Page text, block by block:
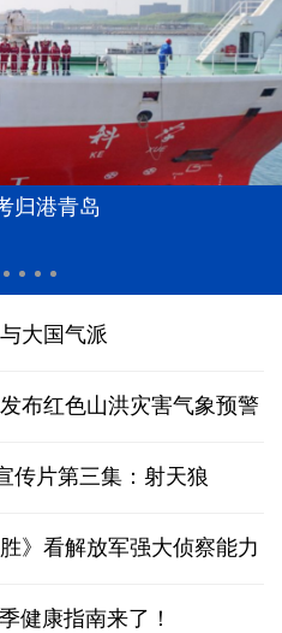
归港青岛
大国气派
布红色山洪灾害气象预警
传片第三集：射天狼
》看解放军强大侦察能力
健康指南来了！